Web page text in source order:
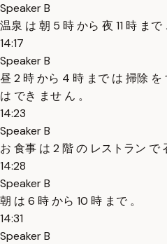
Speaker B
温泉 は 朝 5 時 から 夜 11 時 ま
14:17
Speaker B
昼 2 時 から 4 時 まで は 掃除 を
は でき ませ ん 。
14:23
Speaker B
お 食事 は 2 階 の レストラン で
14:28
Speaker B
朝 は 6 時 から 10 時 まで 。
14:31
Speaker B